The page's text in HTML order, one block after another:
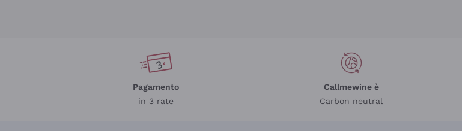
Pagamento
in 3 rate
Callmewine è
Carbon neutral